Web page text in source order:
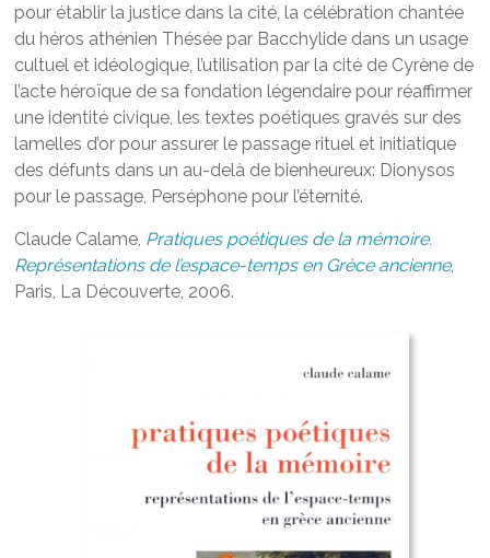
pour établir la justice dans la cité, la célébration chantée
du héros athénien Thésée par Bacchylide dans un usage
cultuel et idéologique, l’utilisation par la cité de Cyrène de
l’acte héroïque de sa fondation légendaire pour réaffirmer
une identité civique, les textes poétiques gravés sur des
lamelles d’or pour assurer le passage rituel et initiatique
des défunts dans un au-delà de bienheureux: Dionysos
pour le passage, Perséphone pour l’éternité.
Claude Calame, Pratiques poétiques de la mémoire.
Représentations de l’espace-temps en Grèce ancienne,
Paris, La Découverte, 2006.